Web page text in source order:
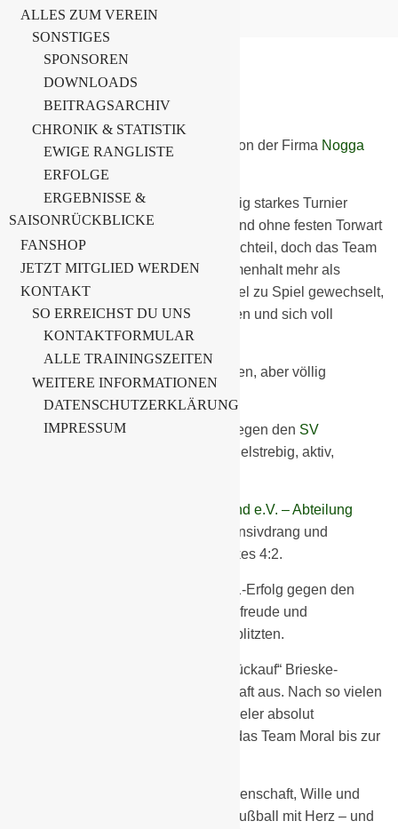
12. November 2025
F-Junioren
Die F Junioren werden präsentiert von der Firma Nogga
Bewässerung.
Unsere F-Jugend hat heute ein richtig starkes Turnier
gespielt. Ohne Auswechselspieler und ohne festen Torwart
anzutreten ist normalerweise ein Nachteil, doch das Team
hat es mit Energie, Mut und Zusammenhalt mehr als
ausgeglichen. Im Tor wurde von Spiel zu Spiel gewechselt,
jeder hat Verantwortung übernommen und sich voll
reingehauen.
Der Auftakt gelang mit einem knappen, aber völlig
verdienten 1:0 gegen Finsterwalde.
Danach folgte ein souveränes 3:0 gegen den SV
– zielstrebig, aktiv,
SV Eintracht Ortrand e.V. – Abteilung
zeigte die Mannschaft Offensivdrang und
Entschlossenheit und holte ein starkes 4:2.
Das Highlight des Tages war der 8:1-Erfolg gegen den
, bei dem Spielfreude und
Zusammenspiel in voller Pracht aufblitzten.
Im letzten Spiel gegen den FSV „Glückauf“ Brieske-
Senftenberg ging dann etwas die Kraft aus. Nach so vielen
intensiven Partien ohne Wechselspieler absolut
verständlich. Trotz eines 1:5 zeigte das Team Moral bis zur
Unterm Strich ein Turnier voller Leidenschaft, Wille und
echtem Teamgeist. Das war heute Fußball mit Herz – und
ALLES ZUM VEREIN
SONSTIGES
SPONSOREN
DOWNLOADS
BEITRAGSARCHIV
CHRONIK & STATISTIK
EWIGE RANGLISTE
ERFOLGE
ERGEBNISSE &
SAISONRÜCKBLICKE
FANSHOP
JETZT MITGLIED WERDEN
KONTAKT
SO ERREICHST DU UNS
KONTAKTFORMULAR
ALLE TRAININGSZEITEN
WEITERE INFORMATIONEN
DATENSCHUTZERKLÄRUNG
IMPRESSUM